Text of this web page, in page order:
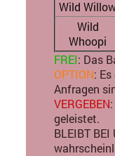
Wild
Wild
Whoopi
FREI: Das
OPTION:
Anfragen
VERGEBEN
geleistet.
BLEIBT